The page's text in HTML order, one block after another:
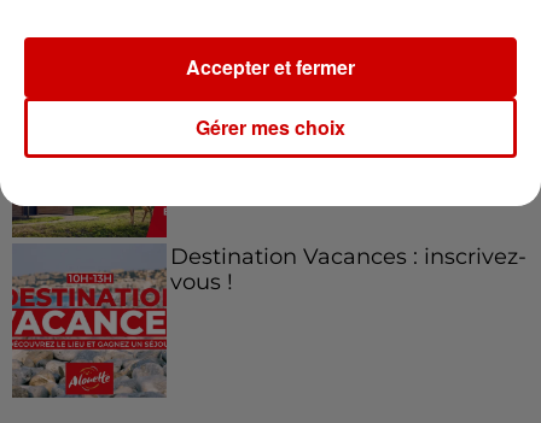
Destination Vacances - Gagnez
votre séjour en famille au cœur
Destination Vacances : inscrivez-
vous !
Gérer mes choix
Accepter et fermer